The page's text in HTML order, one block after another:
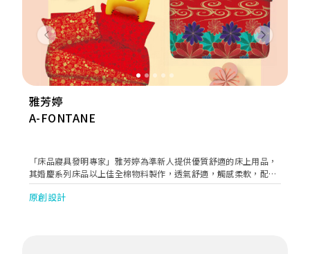
Previous Next
雅芳婷
A-FONTANE
「床品寢具發明專家」雅芳婷為準新人提供優質舒適的床上用品，
其婚慶系列床品以上佳全棉物料製作，透氣舒適，觸感柔軟，配以
先進的染色工藝，色澤鮮艷亮麗不易褪色，絕對能帶來喜氣洋洋之
意，為無數新人送上祝福。
原創設計